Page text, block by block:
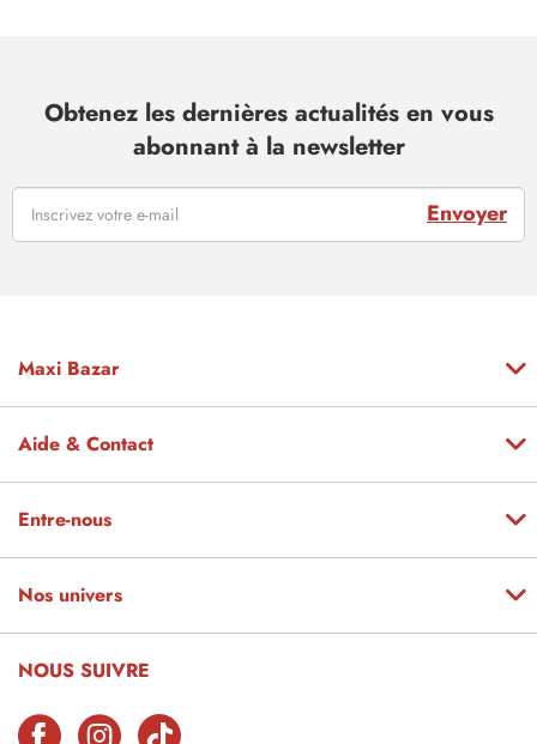
Obtenez les dernières actualités en vous
abonnant à la newsletter
Envoyer
Maxi Bazar
Aide & Contact
Entre-nous
Nos univers
NOUS SUIVRE